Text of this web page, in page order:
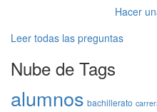
Hacer
Leer todas las preguntas
Nube de Tags
alumnos bachillerato